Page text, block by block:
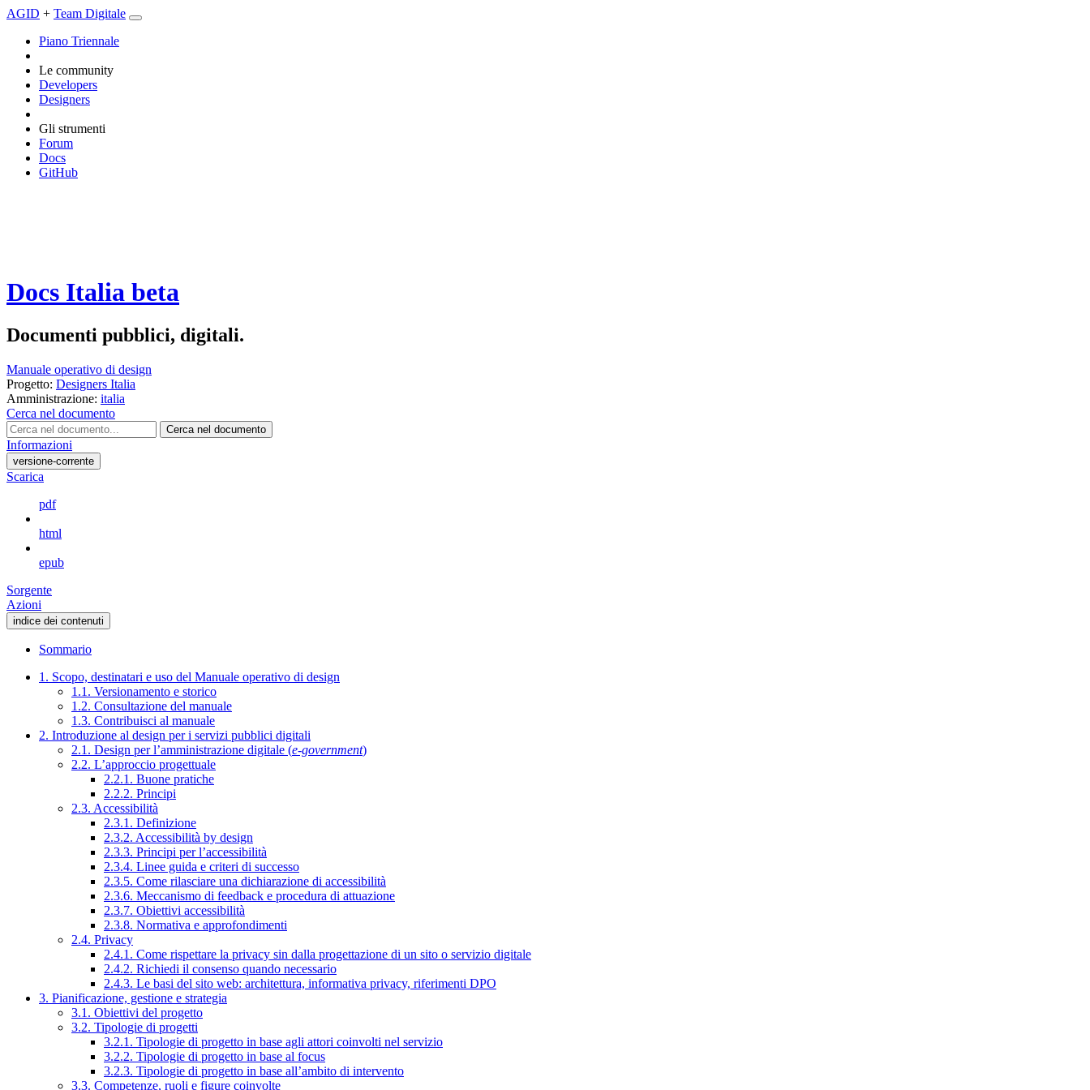
AGID + Team Digitale
Piano Triennale
Le community
Developers
Designers
Gli strumenti
Forum
Docs
GitHub
Docs Italia beta
Documenti pubblici, digitali.
Manuale operativo di design
Progetto: Designers Italia
Amministrazione: italia
Cerca nel documento
Cerca nel documento
Informazioni
versione-corrente
Scarica
pdf
html
epub
Sorgente
Azioni
indice dei contenuti
Sommario
1. Scopo, destinatari e uso del Manuale operativo di design
1.1. Versionamento e storico
1.2. Consultazione del manuale
1.3. Contribuisci al manuale
2. Introduzione al design per i servizi pubblici digitali
2.1. Design per l’amministrazione digitale (e-government)
2.2. L’approccio progettuale
2.2.1. Buone pratiche
2.2.2. Principi
2.3. Accessibilità
2.3.1. Definizione
2.3.2. Accessibilità by design
2.3.3. Principi per l’accessibilità
2.3.4. Linee guida e criteri di successo
2.3.5. Come rilasciare una dichiarazione di accessibilità
2.3.6. Meccanismo di feedback e procedura di attuazione
2.3.7. Obiettivi accessibilità
2.3.8. Normativa e approfondimenti
2.4. Privacy
2.4.1. Come rispettare la privacy sin dalla progettazione di un sito o servizio digitale
2.4.2. Richiedi il consenso quando necessario
2.4.3. Le basi del sito web: architettura, informativa privacy, riferimenti DPO
3. Pianificazione, gestione e strategia
3.1. Obiettivi del progetto
3.2. Tipologie di progetti
3.2.1. Tipologie di progetto in base agli attori coinvolti nel servizio
3.2.2. Tipologie di progetto in base al focus
3.2.3. Tipologie di progetto in base all’ambito di intervento
3.3. Competenze, ruoli e figure coinvolte